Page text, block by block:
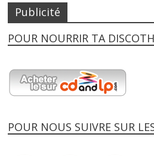
Publicité
POUR NOURRIR TA
POUR NOUS SUIVRE SUR